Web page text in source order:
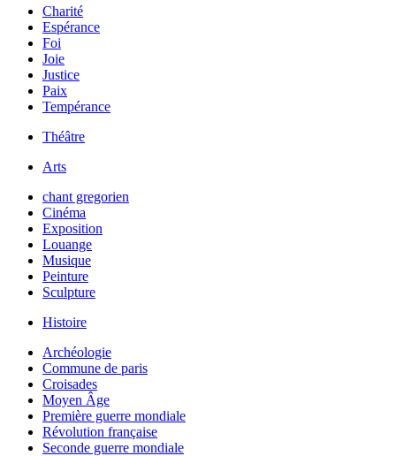
Charité
Espérance
Foi
Joie
Justice
Paix
Tempérance
Théâtre
Arts
chant gregorien
Cinéma
Exposition
Louange
Musique
Peinture
Sculpture
Histoire
Archéologie
Commune de paris
Croisades
Moyen Âge
Première guerre mondiale
Révolution française
Seconde guerre mondiale